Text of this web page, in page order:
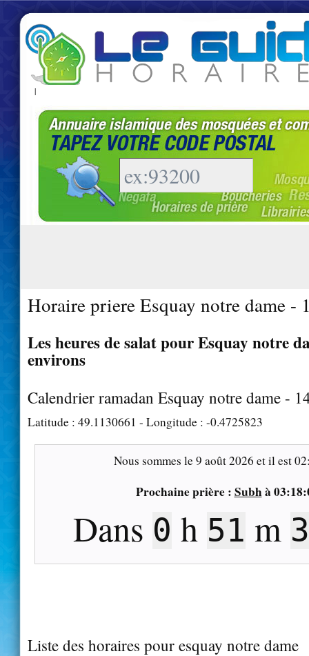
|
Horaire priere Esquay notre dame -
Les heures de salat pour Esquay notre
environs
Calendrier ramadan Esquay notre dame -
Latitude : 49.1130661 - Longitude : -0.4725823
Nous sommes le9 août 2026 et il est
Prochaine prière : Subhà
Dans 0 h 51 m
Liste des horaires pour esquay notre dame